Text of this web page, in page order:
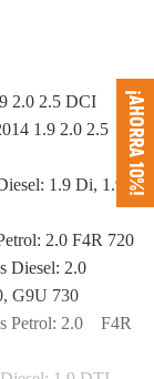
2.0 2.5 DCI
1.9 2.0 2.5
1.9 Di, 1.9
2.0 F4R 720
Diesel: 2.0
G9U 730
Petrol: 2.0 F4R
¡AHORRA 10%!